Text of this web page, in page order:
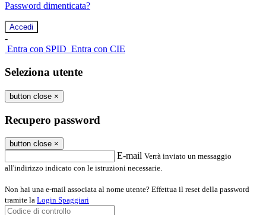
Password dimenticata?
-
Entra con SPID Entra con CIE
Seleziona utente
button close ×
Recupero password
button close ×
E-mail Verrà inviato un messaggio
all'indirizzo indicato con le istruzioni necessarie.
Non hai una e-mail associata al nome utente? Effettua il reset della password
tramite la Login Spaggiari